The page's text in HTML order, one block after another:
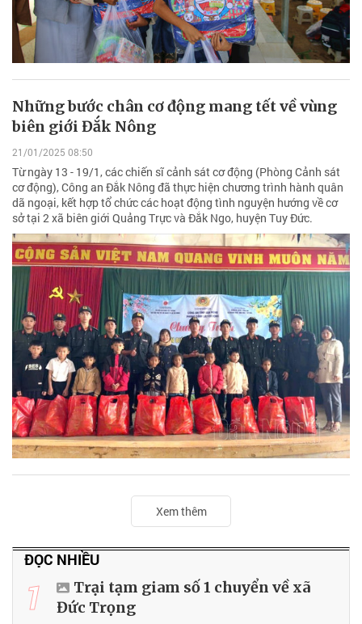
Những bước chân cơ động mang tết về vùng
biên giới Đắk Nông
21/01/2025 08:50
Từ ngày 13 - 19/1, các chiến sĩ cảnh sát cơ động (Phòng Cảnh sát
cơ động), Công an Đắk Nông đã thực hiện chương trình hành quân
dã ngoại, kết hợp tổ chức các hoạt động tình nguyện hướng về cơ
sở tại 2 xã biên giới Quảng Trực và Đắk Ngo, huyện Tuy Đức.
Xem thêm
ĐỌC NHIỀU
1
Trại tạm giam số 1 chuyển về xã
Đức Trọng